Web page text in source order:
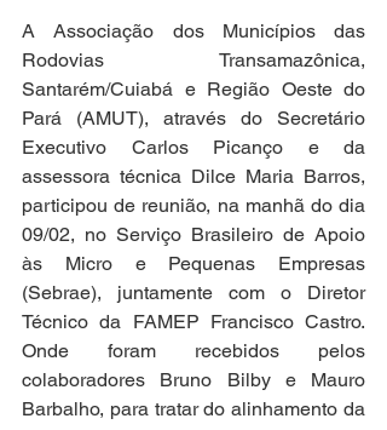
A Associação dos Municípios das
Rodovias Transamazônica,
Santarém/Cuiabá e Região Oeste do
Pará (AMUT), através do Secretário
Executivo Carlos Picanço e da
assessora técnica Dilce Maria Barros,
participou de reunião, na manhã do dia
09/02, no Serviço Brasileiro de Apoio
às Micro e Pequenas Empresas
(Sebrae), juntamente com o Diretor
Técnico da FAMEP Francisco Castro.
Onde foram recebidos pelos
colaboradores Bruno Bilby e Mauro
Barbalho, para tratar do alinhamento da